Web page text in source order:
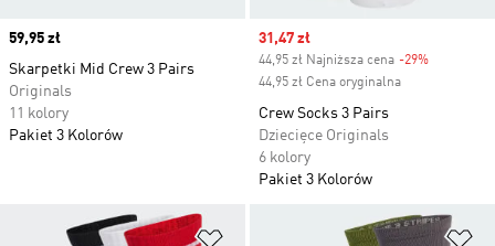
Price
59,95 zł
Skarpetki Mid Crew 3 Pairs
Originals
11 kolory
Pakiet 3 Kolorów
Sale price
31,47 zł
44,95 zł Najniższa cena -29%
44,95 zł Cena oryginalna
Crew Socks 3 Pairs
Dziecięce Originals
6 kolory
Pakiet 3 Kolorów
Dodaj do listy życzeń